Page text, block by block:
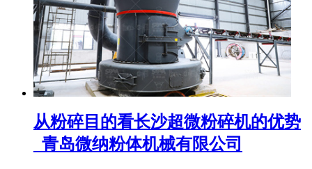
从粉碎目的看长沙超微粉碎机的优势
_青岛微纳粉体机械有限公司